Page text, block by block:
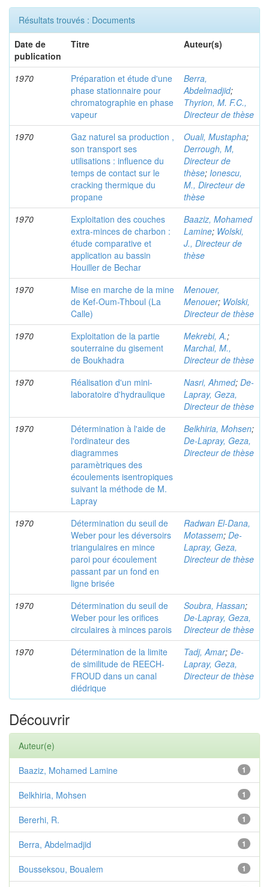
Résultats trouvés : Documents
Date de
publication
Titre Auteur(s)
1970
Préparation et étude d'une
phase stationnaire pour
chromatographie en phase
vapeur
Berra,
Abdelmadjid;
Thyrion, M. F.C.,
Directeur de thèse
1970
Gaz naturel sa production ,
son transport ses
utilisations : influence du
temps de contact sur le
cracking thermique du
propane
Ouali, Mustapha;
Derrough, M,
Directeur de
thèse; Ionescu,
M., Directeur de
thèse
1970
Exploitation des couches
extra-minces de charbon :
étude comparative et
application au bassin
Houiller de Bechar
Baaziz, Mohamed
Lamine; Wolski,
J., Directeur de
thèse
1970
Mise en marche de la mine
de Kef-Oum-Thboul (La
Calle)
Menouer,
Menouer; Wolski,
Directeur de thèse
1970
Exploitation de la partie
souterraine du gisement
de Boukhadra
Mekrebi, A.;
Marchal, M.,
Directeur de thèse
1970
Réalisation d'un mini-
laboratoire d'hydraulique
Nasri, Ahmed; De-
Lapray, Geza,
Directeur de thèse
1970
Détermination à l'aide de
l'ordinateur des
diagrammes
paramètriques des
écoulements isentropiques
suivant la méthode de M.
Lapray
Belkhiria, Mohsen;
De-Lapray, Geza,
Directeur de thèse
1970
Détermination du seuil de
Weber pour les déversoirs
triangulaires en mince
paroi pour écoulement
passant par un fond en
ligne brisée
Radwan El-Dana,
Motassem; De-
Lapray, Geza,
Directeur de thèse
1970
Détermination du seuil de
Weber pour les orifices
circulaires à minces parois
Soubra, Hassan;
De-Lapray, Geza,
Directeur de thèse
1970
Détermination de la limite
de similitude de REECH-
FROUD dans un canal
diédrique
Tadj, Amar; De-
Lapray, Geza,
Directeur de thèse
Découvrir
Auteur(e)
1
Baaziz, Mohamed Lamine
1
Belkhiria, Mohsen
1
Bererhi, R.
1
Berra, Abdelmadjid
1
Bousseksou, Boualem